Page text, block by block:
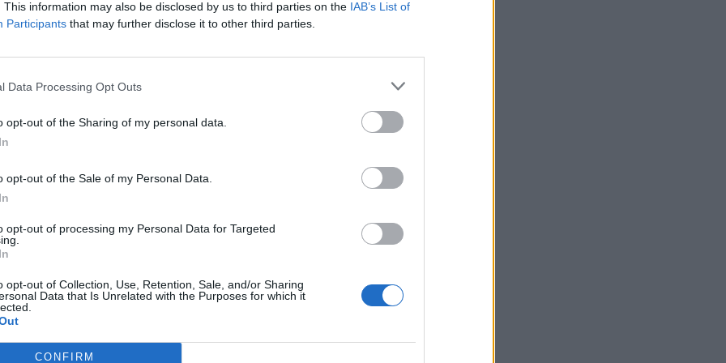
This information may also be disclosed by us to third parties on the IAB’s List of
Participants that may further disclose it to other third parties.
Data Processing Opt Outs
opt-out of the Sharing of my personal data.
opt-out of the Sale of my Personal Data.
opt-out of processing my Personal Data for Targeted
opt-out of Collection, Use, Retention, Sale, and/or Sharing
Data that Is Unrelated with the Purposes for which it
CONFIRM
το απόγευμα της Τετάρτης.
και 10 οχήματα, ενώ από αέρος
προς τα ήδη καμένα, γεγονός που
και μάθετε πρώτοιόλες τις ειδήσεις